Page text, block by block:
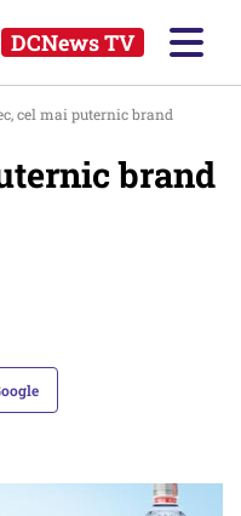
DCNews TV
cel mai puternic brand
brand